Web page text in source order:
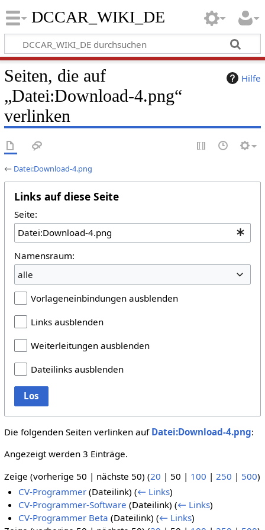
DCCAR_WIKI_DE
Hilfe
Seiten, die auf
„Datei:Download-4.png“
verlinken
← Datei:Download-4.png
Links auf diese Seite
Seite:
Namensraum:
alle
Vorlageneinbindungen ausblenden
Links ausblenden
Weiterleitungen ausblenden
Dateilinks ausblenden
Los
Die folgenden Seiten verlinken auf Datei:Download-4.png:
Angezeigt werden 3 Einträge.
Zeige (vorherige 50 | nächste 50) (20 | 50 | 100 | 250 | 500)
CV-Programmer (Dateilink)(← Links)
CV-Programmer-Software (Dateilink)(← Links)
CV-Programmer Beta (Dateilink)(← Links)